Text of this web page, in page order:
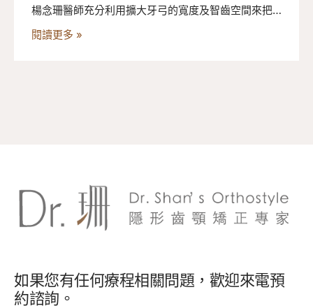
楊念珊醫師充分利用擴大牙弓的寬度及智齒空間來把
牙齒排齊，這樣的治療方式必須病人條件相當好，並
閱讀更多 »
如果您有任何療程相關問題，歡迎來電預
約諮詢。